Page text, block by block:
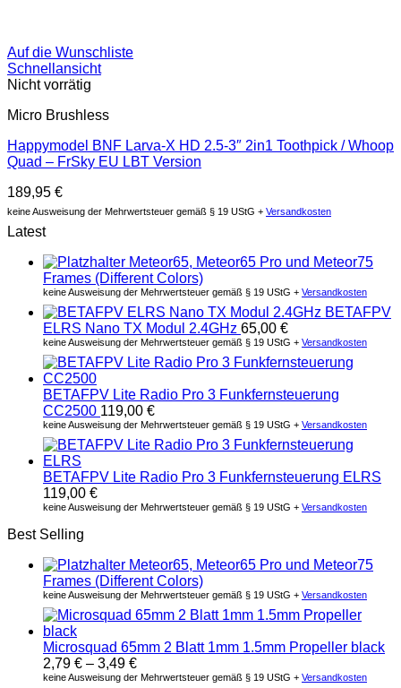
Auf die Wunschliste
Schnellansicht
Nicht vorrätig
Micro Brushless
Happymodel BNF Larva-X HD 2.5-3″ 2in1 Toothpick / Whoop
Quad – FrSky EU LBT Version
189,95 €
keine Ausweisung der Mehrwertsteuer gemäß § 19 UStG + Versandkosten
Latest
Meteor65, Meteor65 Pro und Meteor75
Frames (Different Colors)
keine Ausweisung der Mehrwertsteuer gemäß § 19 UStG + Versandkosten
BETAFPV
ELRS Nano TX Modul 2.4GHz 65,00 €
keine Ausweisung der Mehrwertsteuer gemäß § 19 UStG + Versandkosten
BETAFPV Lite Radio Pro 3 Funkfernsteuerung
CC2500 119,00 €
keine Ausweisung der Mehrwertsteuer gemäß § 19 UStG + Versandkosten
BETAFPV Lite Radio Pro 3 Funkfernsteuerung ELRS
119,00 €
keine Ausweisung der Mehrwertsteuer gemäß § 19 UStG + Versandkosten
Best Selling
Meteor65, Meteor65 Pro und Meteor75
Frames (Different Colors)
keine Ausweisung der Mehrwertsteuer gemäß § 19 UStG + Versandkosten
Microsquad 65mm 2 Blatt 1mm 1.5mm Propeller black
2,79 € – 3,49 €
keine Ausweisung der Mehrwertsteuer gemäß § 19 UStG + Versandkosten